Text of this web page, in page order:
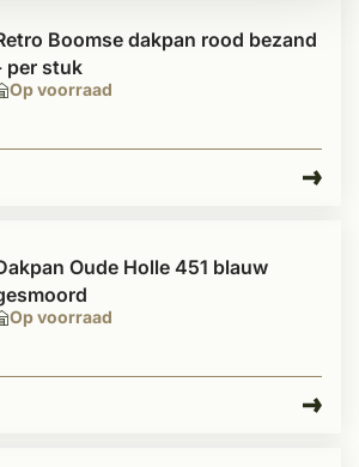
Op voorraad
Boomse dakpan rood bezand
per stuk
Op voorraad
Oude Holle 451 blauw